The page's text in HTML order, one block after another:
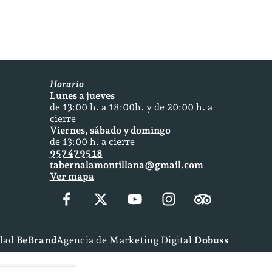
Horario
Lunes a jueves
de 13:00 h. a 18:00h. y de 20:00 h. a
cierre
Viernes, sábado y domingo
de 13:00 h. a cierre
957 47 95 18
tabernalamontillana@gmail.com
Ver mapa
BeBrandAgencia de Marketing Digital Dobuss